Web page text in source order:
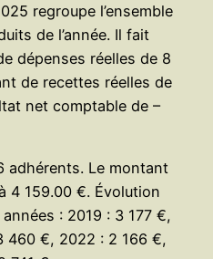
regroupe l’ensemble
de l’année. Il fait
dépenses réelles de 8
de recettes réelles de
net comptable de –
adhérents. Le montant
4 159.00 €. Évolution
: 2019 : 3 177 €,
460 €, 2022 : 2 166 €,